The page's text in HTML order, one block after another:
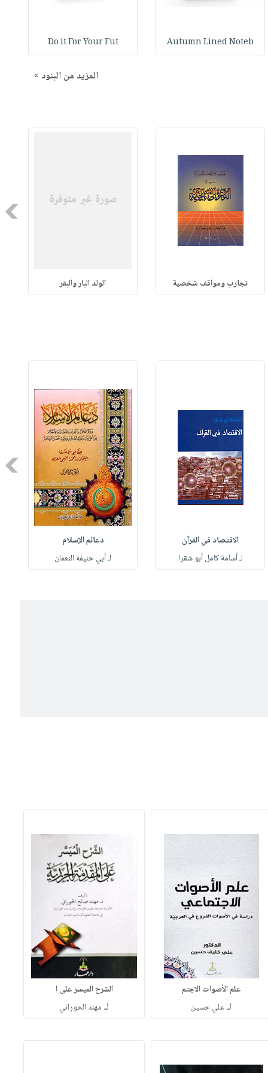
Autumn Lined Noteb
Do it For Your Fut
المزيد من البنود »
تجارب ومواقف شخصية الولد البار والبقر
الاقتصاد في القرآن
لـ أسامة كامل أبو شقرا
دعائم الإسلام
لـ أبي حنيفة النعمان
علم الأصوات الاجتم
لـعلي حسين
الشرح الميسر على ا
لـ مهند الحوراني